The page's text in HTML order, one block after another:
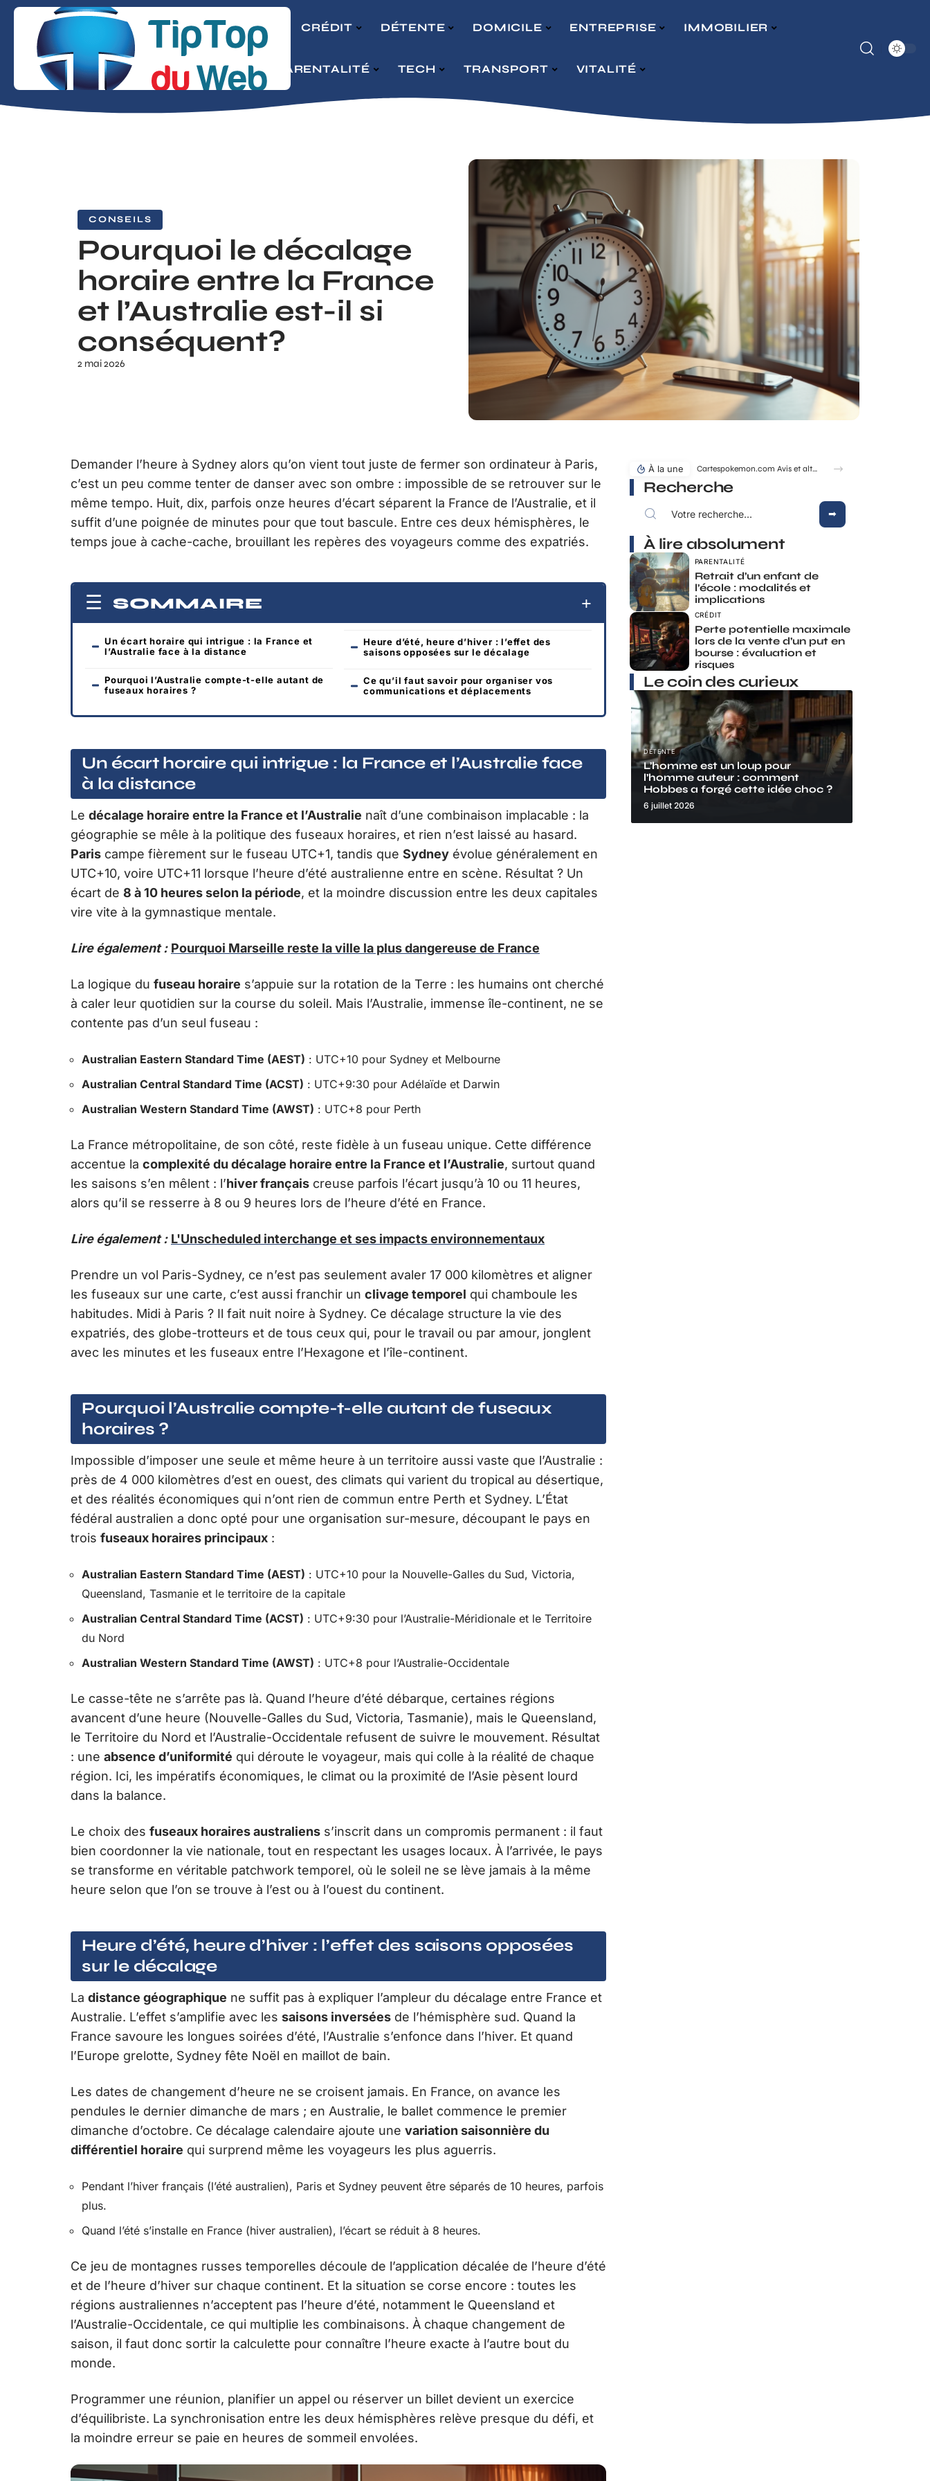
CONSEILS CRÉDIT DÉTENTE DOMICILE ENTREPRISE IMMOBILIER
MODE PARENTALITÉ TECH TRANSPORT VITALITÉ
CONSEILS
Pourquoi le décalage
horaire entre la France
et l’Australie est-il si
conséquent?
2 mai 2026
Demander l’heure à Sydney alors qu’on vient tout juste de fermer son ordinateur à Paris,
c’est un peu comme tenter de danser avec son ombre : impossible de se retrouver sur le
même tempo. Huit, dix, parfois onze heures d’écart séparent la France de l’Australie, et il
suffit d’une poignée de minutes pour que tout bascule. Entre ces deux hémisphères, le
temps joue à cache-cache, brouillant les repères des voyageurs comme des expatriés.
SOMMAIRE
Un écart horaire qui intrigue : la France et
l’Australie face à la distance
Pourquoi l’Australie compte-t-elle autant de
fuseaux horaires ?
Heure d’été, heure d’hiver : l’effet des
saisons opposées sur le décalage
Ce qu’il faut savoir pour organiser vos
communications et déplacements
Un écart horaire qui intrigue : la France et l’Australie face
à la distance
Le décalage horaire entre la France et l’Australie naît d’une combinaison implacable : la
géographie se mêle à la politique des fuseaux horaires, et rien n’est laissé au hasard.
Paris campe fièrement sur le fuseau UTC+1, tandis que Sydney évolue généralement en
UTC+10, voire UTC+11 lorsque l’heure d’été australienne entre en scène. Résultat ? Un
écart de 8 à 10 heures selon la période, et la moindre discussion entre les deux capitales
vire vite à la gymnastique mentale.
Lire également : Pourquoi Marseille reste la ville la plus dangereuse de France
La logique du fuseau horaire s’appuie sur la rotation de la Terre : les humains ont cherché
à caler leur quotidien sur la course du soleil. Mais l’Australie, immense île-continent, ne se
contente pas d’un seul fuseau :
Australian Eastern Standard Time (AEST) : UTC+10 pour Sydney et Melbourne
Australian Central Standard Time (ACST) : UTC+9:30 pour Adélaïde et Darwin
Australian Western Standard Time (AWST) : UTC+8 pour Perth
La France métropolitaine, de son côté, reste fidèle à un fuseau unique. Cette différence
accentue la complexité du décalage horaire entre la France et l’Australie, surtout quand
les saisons s’en mêlent : l’hiver français creuse parfois l’écart jusqu’à 10 ou 11 heures,
alors qu’il se resserre à 8 ou 9 heures lors de l’heure d’été en France.
Lire également : L'Unscheduled interchange et ses impacts environnementaux
Prendre un vol Paris-Sydney, ce n’est pas seulement avaler 17 000 kilomètres et aligner
les fuseaux sur une carte, c’est aussi franchir un clivage temporel qui chamboule les
habitudes. Midi à Paris ? Il fait nuit noire à Sydney. Ce décalage structure la vie des
expatriés, des globe-trotteurs et de tous ceux qui, pour le travail ou par amour, jonglent
avec les minutes et les fuseaux entre l’Hexagone et l’île-continent.
Pourquoi l’Australie compte-t-elle autant de fuseaux
horaires ?
Impossible d’imposer une seule et même heure à un territoire aussi vaste que l’Australie :
près de 4 000 kilomètres d’est en ouest, des climats qui varient du tropical au désertique,
et des réalités économiques qui n’ont rien de commun entre Perth et Sydney. L’État
fédéral australien a donc opté pour une organisation sur-mesure, découpant le pays en
trois fuseaux horaires principaux :
Australian Eastern Standard Time (AEST) : UTC+10 pour la Nouvelle-Galles du Sud, Victoria,
Queensland, Tasmanie et le territoire de la capitale
Australian Central Standard Time (ACST) : UTC+9:30 pour l’Australie-Méridionale et le Territoire
du Nord
Australian Western Standard Time (AWST) : UTC+8 pour l’Australie-Occidentale
Le casse-tête ne s’arrête pas là. Quand l’heure d’été débarque, certaines régions
avancent d’une heure (Nouvelle-Galles du Sud, Victoria, Tasmanie), mais le Queensland,
le Territoire du Nord et l’Australie-Occidentale refusent de suivre le mouvement. Résultat
: une absence d’uniformité qui déroute le voyageur, mais qui colle à la réalité de chaque
région. Ici, les impératifs économiques, le climat ou la proximité de l’Asie pèsent lourd
dans la balance.
Le choix des fuseaux horaires australiens s’inscrit dans un compromis permanent : il faut
bien coordonner la vie nationale, tout en respectant les usages locaux. À l’arrivée, le pays
se transforme en véritable patchwork temporel, où le soleil ne se lève jamais à la même
heure selon que l’on se trouve à l’est ou à l’ouest du continent.
Heure d’été, heure d’hiver : l’effet des saisons opposées
sur le décalage
La distance géographique ne suffit pas à expliquer l’ampleur du décalage entre France et
Australie. L’effet s’amplifie avec les saisons inversées de l’hémisphère sud. Quand la
France savoure les longues soirées d’été, l’Australie s’enfonce dans l’hiver. Et quand
l’Europe grelotte, Sydney fête Noël en maillot de bain.
Les dates de changement d’heure ne se croisent jamais. En France, on avance les
pendules le dernier dimanche de mars ; en Australie, le ballet commence le premier
dimanche d’octobre. Ce décalage calendaire ajoute une variation saisonnière du
différentiel horaire qui surprend même les voyageurs les plus aguerris.
Pendant l’hiver français (l’été australien), Paris et Sydney peuvent être séparés de 10 heures, parfois
plus.
Quand l’été s’installe en France (hiver australien), l’écart se réduit à 8 heures.
Ce jeu de montagnes russes temporelles découle de l’application décalée de l’heure d’été
et de l’heure d’hiver sur chaque continent. Et la situation se corse encore : toutes les
régions australiennes n’acceptent pas l’heure d’été, notamment le Queensland et
l’Australie-Occidentale, ce qui multiplie les combinaisons. À chaque changement de
saison, il faut donc sortir la calculette pour connaître l’heure exacte à l’autre bout du
monde.
Programmer une réunion, planifier un appel ou réserver un billet devient un exercice
d’équilibriste. La synchronisation entre les deux hémisphères relève presque du défi, et
la moindre erreur se paie en heures de sommeil envolées.
À la une Cartespokemon.com Avis et alternatives fiables pour acheter vos cartes
Recherche
À lire absolument
PARENTALITÉ
Retrait d’un enfant de
l’école : modalités et
implications
CRÉDIT
Perte potentielle maximale
lors de la vente d’un put en
bourse : évaluation et
risques
Le coin des curieux
DÉTENTE
L’homme est un loup pour
l’homme auteur : comment
Hobbes a forgé cette idée choc ?
6 juillet 2026